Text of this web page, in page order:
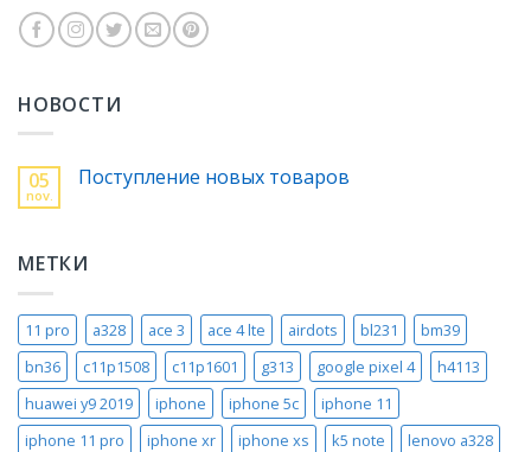
НОВОСТИ
05
nov.
Поступление новых товаров
МЕТКИ
11 pro a328 ace 3 ace 4 lte airdots bl231
bm39
bn36
c11p1508 c11p1601 g313 google pixel 4
h4113
huawei y9 2019
iphone iphone 5c
iphone 11
iphone 11 pro
iphone xr iphone xs k5 note
lenovo a328